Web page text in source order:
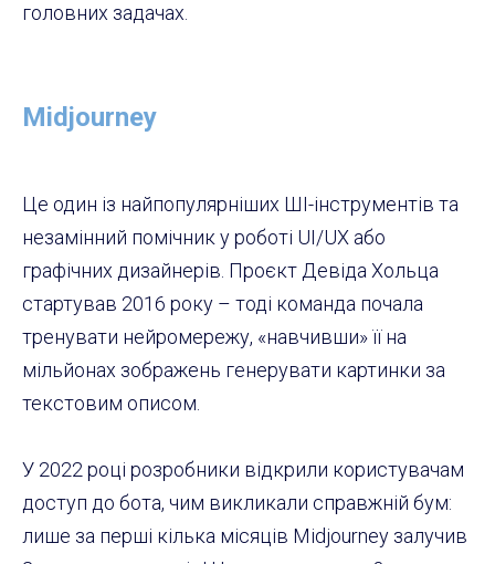
головних задачах.
Midjourney
Це один із найпопулярніших ШІ-інструментів та
незамінний помічник у роботі UI/UX або
графічних дизайнерів. Проєкт Девіда Хольца
стартував 2016 року – тоді команда почала
тренувати нейромережу, «навчивши» її на
мільйонах зображень генерувати картинки за
текстовим описом.
У 2022 році розробники відкрили користувачам
доступ до бота, чим викликали справжній бум:
лише за перші кілька місяців Midjourney залучив